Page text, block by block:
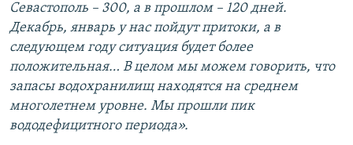
Севастополь – 300, а в прошлом – 120 дней.
Декабрь, январь у нас пойдут притоки, а в
следующем году ситуация будет более
положительная… В целом мы можем говорить, что
запасы водохранилищ находятся на среднем
многолетнем уровне. Мы прошли пик
вододефицитного периода».